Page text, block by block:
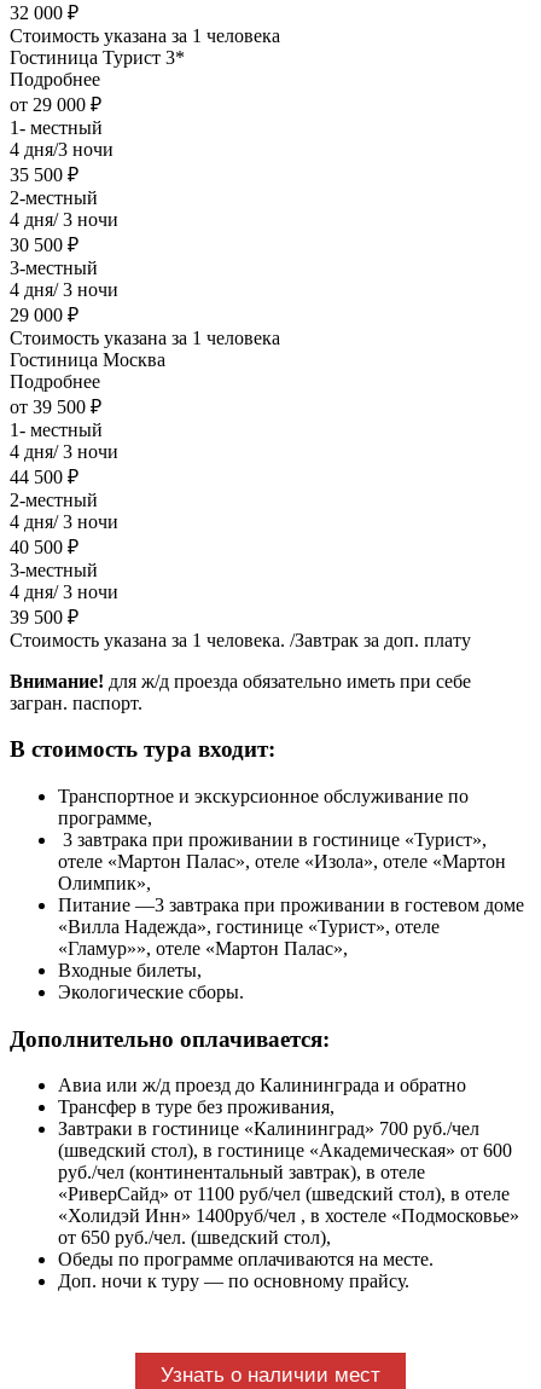
32 000 ₽
Стоимость указана за 1 человека
Гостиница Турист 3*
Подробнее
от 29 000 ₽
1- местный
4 дня/3 ночи
35 500 ₽
2-местный
4 дня/ 3 ночи
30 500 ₽
3-местный
4 дня/ 3 ночи
29 000 ₽
Стоимость указана за 1 человека
Гостиница Москва
Подробнее
от 39 500 ₽
1- местный
4 дня/ 3 ночи
44 500 ₽
2-местный
4 дня/ 3 ночи
40 500 ₽
3-местный
4 дня/ 3 ночи
39 500 ₽
Стоимость указана за 1 человека. /Завтрак за доп. плату
Внимание! для ж/д проезда обязательно иметь при себе
загран. паспорт.
В стоимость тура входит:
Транспортное и экскурсионное обслуживание по
программе,
3 завтрака при проживании в гостинице «Турист»,
отеле «Мартон Палас», отеле «Изола», отеле «Мартон
Олимпик»,
Питание —3 завтрака при проживании в гостевом доме
«Вилла Надежда», гостинице «Турист», отеле
«Гламур»», отеле «Мартон Палас»,
Входные билеты,
Экологические сборы.
Дополнительно оплачивается:
Авиа или ж/д проезд до Калининграда и обратно
Трансфер в туре без проживания,
Завтраки в гостинице «Калининград» 700 руб./чел
(шведский стол), в гостинице «Академическая» от 600
руб./чел (континентальный завтрак), в отеле
«РиверСайд» от 1100 руб/чел (шведский стол), в отеле
«Холидэй Инн» 1400руб/чел , в хостеле «Подмосковье»
от 650 руб./чел. (шведский стол),
Обеды по программе оплачиваются на месте.
Доп. ночи к туру — по основному прайсу.
Узнать о наличии мест